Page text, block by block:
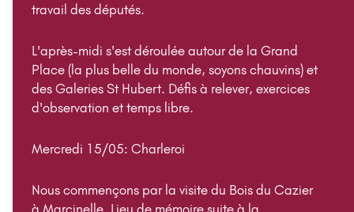
travail des députés.
L'après-midi s'est déroulée autour de la Grand
Place (la plus belle du monde, soyons chauvins) et
des Galeries St Hubert. Défis à relever, exercices
d'observation et temps libre.
Mercredi 15/05: Charleroi
Nous commençons par la visite du Bois du Cazier
à Marcinelle. Lieu de mémoire suite à la